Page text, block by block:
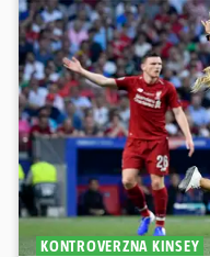
KONTROVERZNA KINSEY